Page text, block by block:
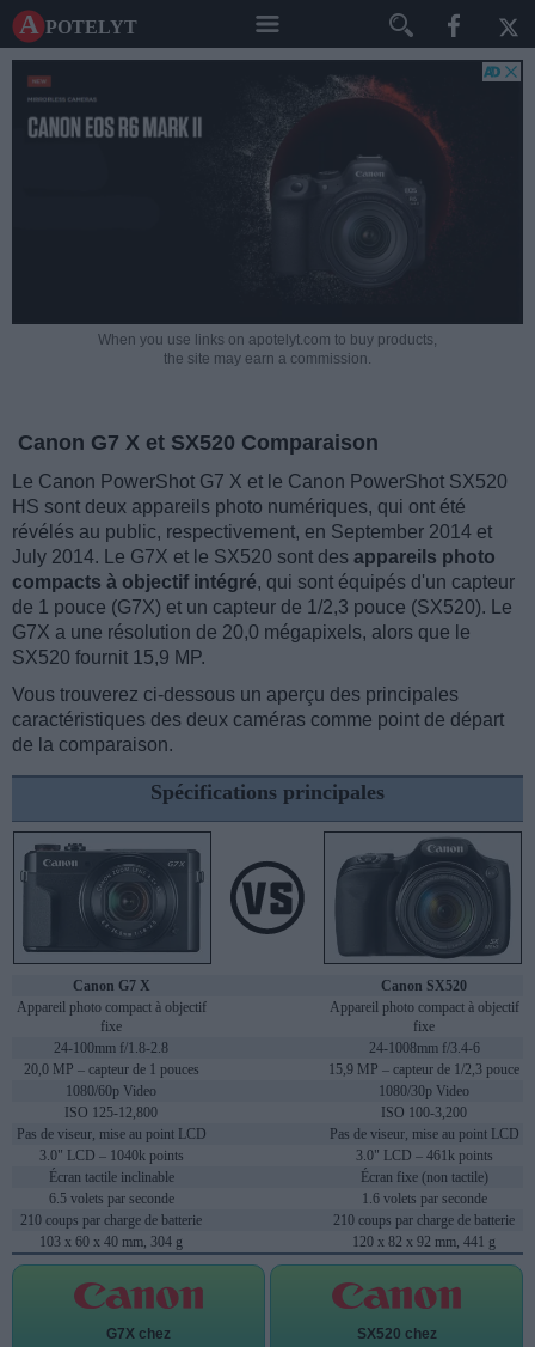
A potelyt
When you use links on apotelyt.com to buy products,
the site may earn a commission.
Canon G7 X et SX520 Comparaison
Le Canon PowerShot G7 X et le Canon PowerShot SX520
HS sont deux appareils photo numériques, qui ont été
révélés au public, respectivement, en September 2014 et
July 2014. Le G7X et le SX520 sont des appareils photo
compacts à objectif intégré, qui sont équipés d'un capteur
de 1 pouce (G7X) et un capteur de 1/2,3 pouce (SX520). Le
G7X a une résolution de 20,0 mégapixels, alors que le
SX520 fournit 15,9 MP.
Vous trouverez ci-dessous un aperçu des principales
caractéristiques des deux caméras comme point de départ
de la comparaison.
Spécifications principales
Canon G7 X
Canon SX520
Appareil photo compact à objectif
fixe
Appareil photo compact à objectif
fixe
24-100mm f/1.8-2.8
24-1008mm f/3.4-6
20,0 MP – capteur de 1 pouces
15,9 MP – capteur de 1/2,3 pouce
1080/60p Video
1080/30p Video
ISO 125-12,800
ISO 100-3,200
Pas de viseur, mise au point LCD
Pas de viseur, mise au point LCD
3.0" LCD – 1040k points
3.0" LCD – 461k points
Écran tactile inclinable
Écran fixe (non tactile)
6.5 volets par seconde
1.6 volets par seconde
210 coups par charge de batterie
210 coups par charge de batterie
103 x 60 x 40 mm, 304 g
120 x 82 x 92 mm, 441 g
G7X chez SX520 chez